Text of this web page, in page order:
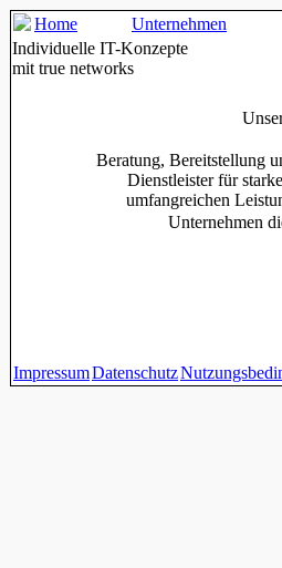
Home Unternehmen
Individuelle IT-Konzepte
mit true networks
Beratung, Bereitstellung
Dienstleister für
umfangreichen
Unternehmen
ImpressumDatenschutz